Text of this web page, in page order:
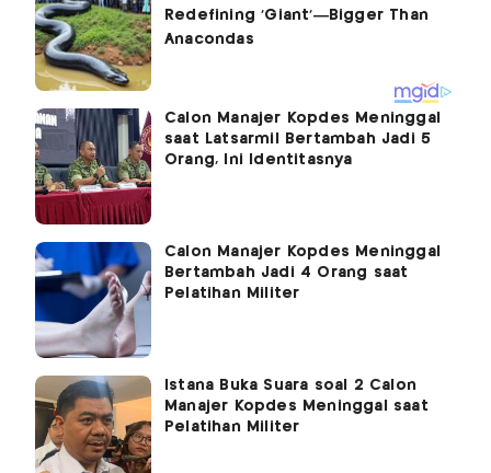
Calon Manajer Kopdes Meninggal
saat Latsarmil Bertambah Jadi 5
Orang, Ini Identitasnya
Calon Manajer Kopdes Meninggal
Bertambah Jadi 4 Orang saat
Pelatihan Militer
Istana Buka Suara soal 2 Calon
Manajer Kopdes Meninggal saat
Pelatihan Militer